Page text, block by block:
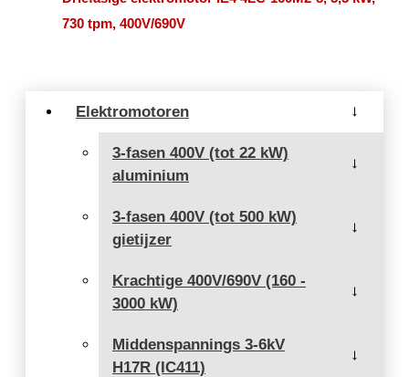
Elektromotoren →
3-fasen 400V (tot 22 kW)
aluminium
→
3-fasen 400V (tot 500 kW)
gietijzer
→
Krachtige 400V/690V (160 -
3000 kW)
→
Middenspannings 3-6kV
H17R (IC411)
→
730 tpm, 400V/690V